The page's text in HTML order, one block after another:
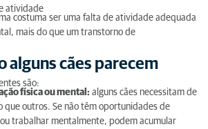
atividade
costuma ser uma falta de atividade adequada
mais do que um transtorno de
alguns cães parecem
são:
física ou mental: alguns cães necessitam de
que outros. Se não têm oportunidades de
trabalhar mentalmente, podem acumular